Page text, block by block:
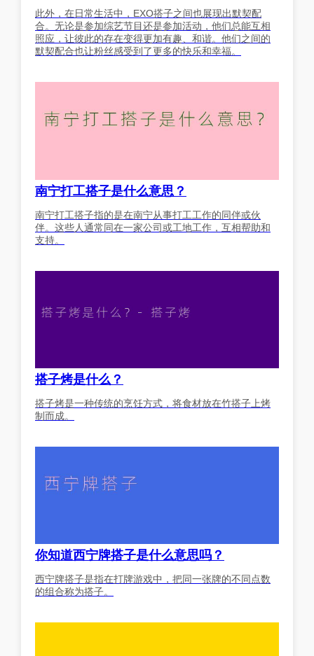
此外，在日常生活中，EXO搭子之间也展现出默契配
合。无论是参加综艺节目还是参加活动，他们总能互相
照应，让彼此的存在变得更加有趣、和谐。他们之间的
默契配合也让粉丝感受到了更多的快乐和幸福。
南宁打工搭子是什么意思？
南宁打工搭子指的是在南宁从事打工工作的同伴或伙
伴。这些人通常同在一家公司或工地工作，互相帮助和
支持。
搭子烤是什么？
搭子烤是一种传统的烹饪方式，将食材放在竹搭子上烤
制而成。
你知道西宁牌搭子是什么意思吗？
西宁牌搭子是指在打牌游戏中，把同一张牌的不同点数
的组合称为搭子。